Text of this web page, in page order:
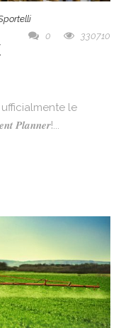
0
330710
le
𝑷𝒍𝒂𝒏𝒏𝒆𝒓!...